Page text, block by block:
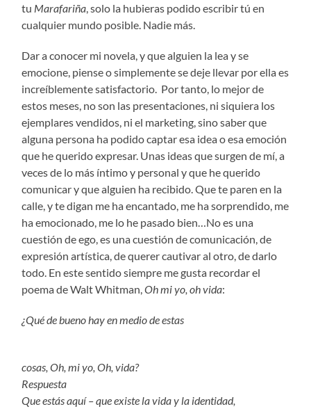
tu Marafariña, solo la hubieras podido escribir tú en
cualquier mundo posible. Nadie más.
Dar a conocer mi novela, y que alguien la lea y se
emocione, piense o simplemente se deje llevar por ella es
increíblemente satisfactorio. Por tanto, lo mejor de
estos meses, no son las presentaciones, ni siquiera los
ejemplares vendidos, ni el marketing, sino saber que
alguna persona ha podido captar esa idea o esa emoción
que he querido expresar. Unas ideas que surgen de mí, a
veces de lo más íntimo y personal y que he querido
comunicar y que alguien ha recibido. Que te paren en la
calle, y te digan me ha encantado, me ha sorprendido, me
ha emocionado, me lo he pasado bien…No es una
cuestión de ego, es una cuestión de comunicación, de
expresión artística, de querer cautivar al otro, de darlo
todo. En este sentido siempre me gusta recordar el
poema de Walt Whitman,Oh mi yo, oh vida:
¿Qué de bueno hay en medio de estas
cosas, Oh, mi yo, Oh, vida?
Respuesta
Que estás aquí – que existe la vida y la identidad,